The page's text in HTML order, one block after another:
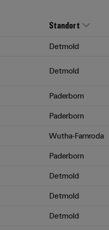
Standort
Detmold
Detmold
Paderborn
Paderborn
Wutha-Farnroda
Paderborn
Detmold
Detmold
Detmold